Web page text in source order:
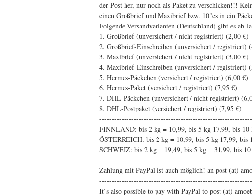
der Post her, nur noch als Paket zu verschicken!!!
einen Großbrief und Maxibrief bzw. 10"es in ein
Folgende Versandvarianten (Deutschland) gibt es ab
1. Großbrief (unversichert / nicht registriert) (2,00 €)
2. Großbrief-Einschreiben (unversichert / registriert)
3. Maxibrief (unversichert / nicht registriert) (3,00 €)
4. Maxibrief-Einschreiben (unversichert / registriert)
5. Hermes-Päckchen (versichert / registriert) (6,00 €)
6. Hermes-Paket (versichert / registriert) (7,95 €)
7. DHL-Päckchen (unversichert / nicht registriert)
8. DHL-Postpaket (versichert / registriert) (7,95 €)
FINNLAND: bis 2 kg = 10,99, bis 5 kg 17,99, bis 10
ÖSTERREICH: bis 2 kg = 10,99, bis 5 kg 17,99, bis
SCHWEIZ: bis 2 kg = 19,49, bis 5 kg = 31,99, bis
Zahlung mit PayPal ist auch möglich! an post (at)
It`s also possible to pay with PayPal to post (at)